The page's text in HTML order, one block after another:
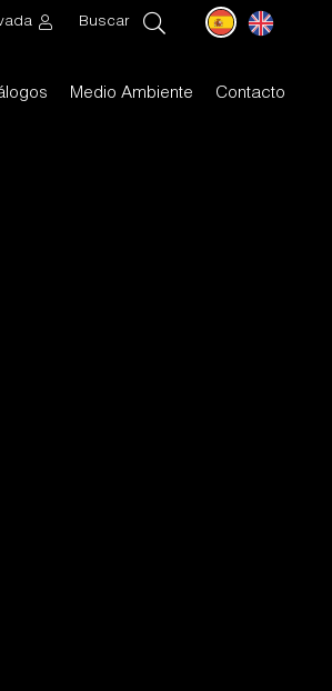
Buscar
Medio Ambiente Contacto